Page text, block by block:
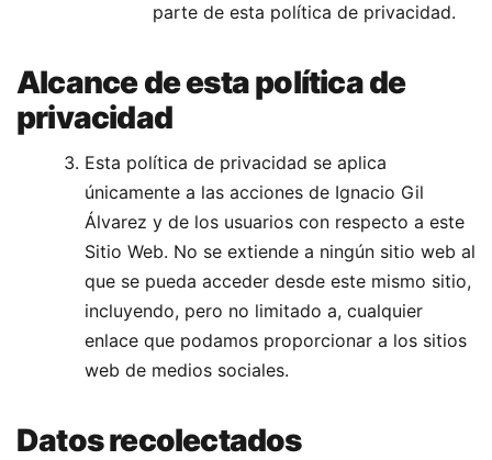
parte de esta política de privacidad.
Alcance de esta política de
privacidad
Esta política de privacidad se aplica
únicamente a las acciones de Ignacio Gil
Álvarez y de los usuarios con respecto a este
Sitio Web. No se extiende a ningún sitio web al
que se pueda acceder desde este mismo sitio,
incluyendo, pero no limitado a, cualquier
enlace que podamos proporcionar a los sitios
web de medios sociales.
Datos recolectados